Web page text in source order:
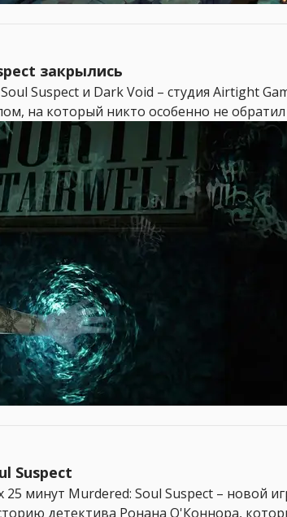
закрылись
Suspect и Dark Void – студия Airtight
на который никто особенно не
Suspect
минут Murdered: Soul Suspect – новой
детектива Ронана О'Коннора,